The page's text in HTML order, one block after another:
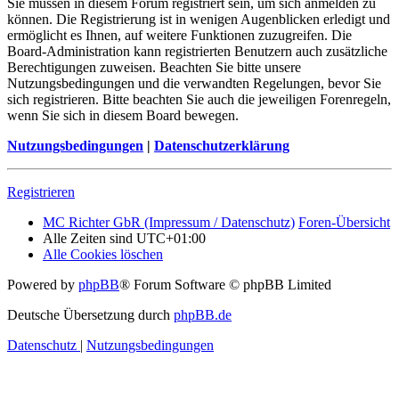
Sie müssen in diesem Forum registriert sein, um sich anmelden zu
können. Die Registrierung ist in wenigen Augenblicken erledigt und
ermöglicht es Ihnen, auf weitere Funktionen zuzugreifen. Die
Board-Administration kann registrierten Benutzern auch zusätzliche
Berechtigungen zuweisen. Beachten Sie bitte unsere
Nutzungsbedingungen und die verwandten Regelungen, bevor Sie
sich registrieren. Bitte beachten Sie auch die jeweiligen Forenregeln,
wenn Sie sich in diesem Board bewegen.
Nutzungsbedingungen | Datenschutzerklärung
Registrieren
MC Richter GbR (Impressum / Datenschutz) Foren-Übersicht
Alle Zeiten sind UTC+01:00
Alle Cookies löschen
Powered by phpBB® Forum Software © phpBB Limited
Deutsche Übersetzung durch phpBB.de
Datenschutz | Nutzungsbedingungen